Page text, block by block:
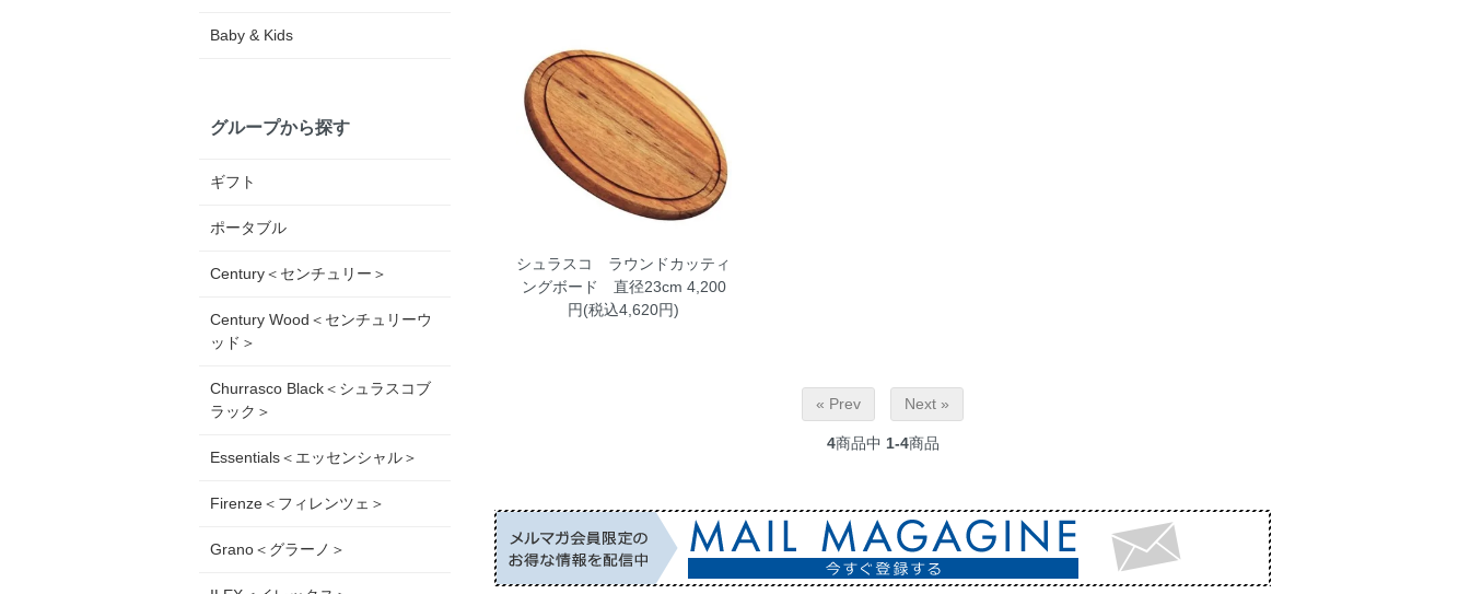
シュラスコ ラウンドカッティ
ングボード 直径23cm 4,200
円(税込4,620円)
« Prev Next »
4商品中 1-4商品
Baby & Kids
グループから探す
ギフト
ポータブル
Century＜センチュリー＞
Century Wood＜センチュリーウ
ッド＞
Churrasco Black＜シュラスコブ
ラック＞
Essentials＜エッセンシャル＞
Firenze＜フィレンツェ＞
Grano＜グラーノ＞